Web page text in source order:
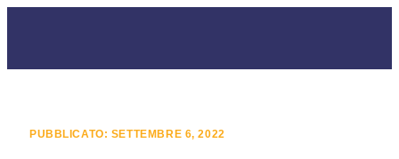
PUBBLICATO: SETTEMBRE 6, 2022